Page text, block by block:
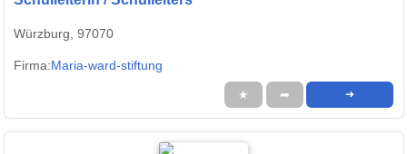
Würzburg, 97070
Firma:Maria-ward-stiftung
★ ➦ ➜